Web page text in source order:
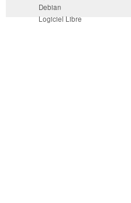
Debian
Logiciel Libre